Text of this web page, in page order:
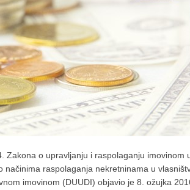
Zakona o upravljanju i raspolaganju imovinom
načinima raspolaganja nekretninama u
imovinom (DUUDI) objavio je 8. ožujka